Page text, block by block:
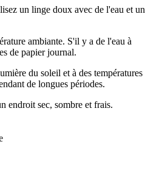
un linge doux avec de l'eau et un
ambiante. S'il y a de l'eau à
de papier journal.
du soleil et à des températures
de longues périodes.
endroit sec, sombre et frais.